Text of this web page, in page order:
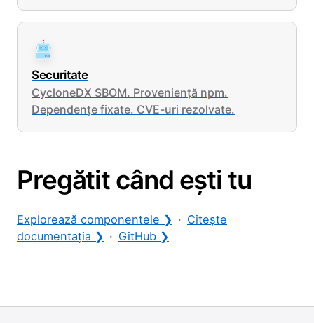
Securitate
CycloneDX SBOM. Proveniență npm.
Dependențe fixate. CVE-uri rezolvate.
Pregătit când ești tu
Explorează componentele ❯ · Citește
documentația ❯ · GitHub ❯